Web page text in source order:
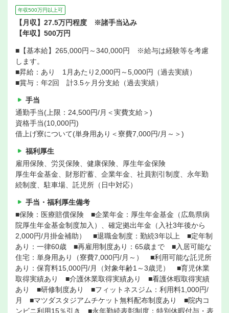
年収500万円以上可
【月収】27.5万円程度 ※諸手当込み
【年収】500万円
■【基本給】265,000円～340,000円 ※給与は経験等を考慮
します。
■昇給：あり 1月あたり2,000円～5,000円（過去実績）
■賞与：年2回 計3.5ヶ月分支給（過去実績）
手当
通勤手当(上限：24,500円/月＜実費支給＞)
資格手当(10,000円)
借上げ寮について(単身用あり＜寮費7,000円/月～＞)
福利厚生
雇用保険、労災保険、健康保険、厚生年金保険
厚生年金基金、財形貯蓄、企業年金、社員割引制度、永年勤
続制度、駐車場、託児所（日中対応）
手当・福利厚生備考
■保険：医療賠償保険 ■企業年金：厚生年金基金（広島県病
院厚生年金基金制度加入）、確定拠出年金（入社3年後から
2,000円/月掛金補助） ■退職金制度：勤続3年以上 ■定年制
あり：一律60歳 ■再雇用制度あり：65歳まで ■入居可能な
住宅：単身用あり（寮費7,000円/月～） ■利用可能な託児所
あり：保育料15,000円/月（対象年齢1～3歳児） ■育児休業
取得実績あり ■介護休業取得実績あり ■看護休暇取得実績
あり ■研修制度あり ■フィットネスジム：利用料1,000円/
月 ■マツダスタジアムチケット無料配布制度あり ■院内コ
ンビニ利用15％引き ■永年勤続表彰制度：特別休暇付与・表